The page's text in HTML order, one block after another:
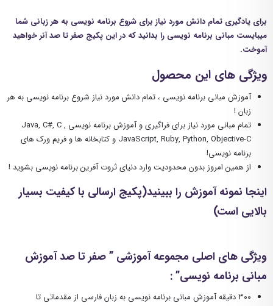
برای یادگیری تمام دانش مورد نیاز برای شروع برنامه نویسی به هر زبانی شما
میبایست مبانی برنامه نویسی را بدانید که در این پکیج صفر تا صد آنر خواهید
آموخت.
ویژگی های این محصول
آموزش مبانی برنامه نویسی ، تمام دانش مورد نیاز شروع برنامه نویسی به هر
زبان !
تمام مبانی مورد نیاز برای فراگیری و آموزش برنامه نویسی Java, C#, C ,
JavaScript, Ruby, Python, Objective-C و کتابخانه ها و فریم ورک های
برنامه نویسی!
از همین امروز بدون محدودیت وارد دنیای ثروت آفرین برنامه نویسی بشوید !
اینجا نمونه آموزش را ببینید(پکیج ارسالی با کیفیت بسیار
بالایی است)
ویژگی های اصلی مجموعه آموزشی ” صفر تا صد آموزش
مبانی برنامه نویسی” :
۳۰۰ دقیقه آموزش مبانی برنامه نویسی به زبان فارسی از مقدماتی تا